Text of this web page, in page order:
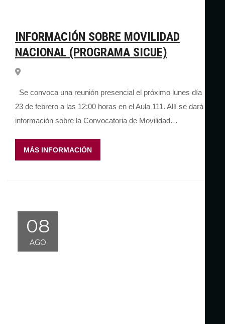
INFORMACIÓN SOBRE MOVILIDAD
NACIONAL (PROGRAMA SICUE)
Se convoca una reunión presencial el próximo lunes día
23 de febrero a las 12:00 horas en el Aula 111. Allí se dará
información sobre la Convocatoria de Movilidad…
MÁS INFORMACIÓN
08
AGO